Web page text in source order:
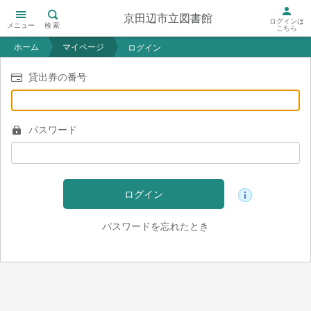
京田辺市立図書館
メニュー 検索
ログインは
こちら
ホーム マイページ ログイン
貸出券の番号
パスワード
ログイン
パスワードを忘れたとき